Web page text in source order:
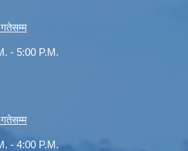
- 5:00 P.M.
- 4:00 P.M.